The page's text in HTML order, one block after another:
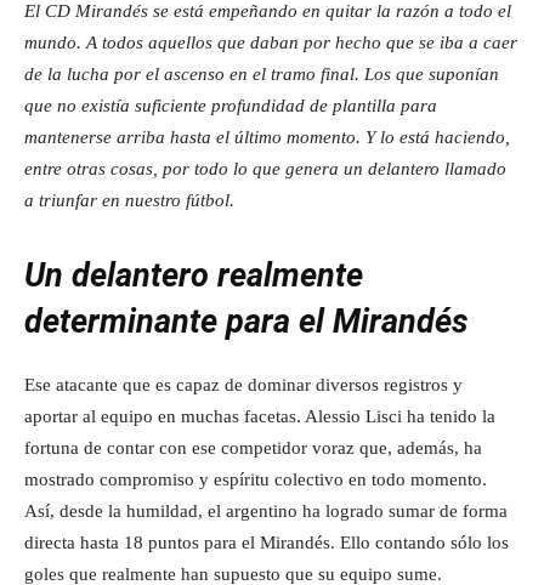
El CD Mirandés se está empeñando en quitar la razón a todo el
mundo. A todos aquellos que daban por hecho que se iba a caer
de la lucha por el ascenso en el tramo final. Los que suponían
que no existía suficiente profundidad de plantilla para
mantenerse arriba hasta el último momento. Y lo está haciendo,
entre otras cosas, por todo lo que genera un delantero llamado
a triunfar en nuestro fútbol.
Un delantero realmente
determinante para el Mirandés
Ese atacante que es capaz de dominar diversos registros y
aportar al equipo en muchas facetas. Alessio Lisci ha tenido la
fortuna de contar con ese competidor voraz que, además, ha
mostrado compromiso y espíritu colectivo en todo momento.
Así, desde la humildad, el argentino ha logrado sumar de forma
directa hasta 18 puntos para el Mirandés. Ello contando sólo los
goles que realmente han supuesto que su equipo sume.